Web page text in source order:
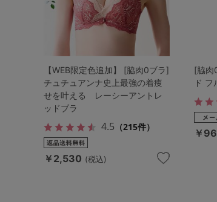
【WEB限定色追加】 [脇肉0ブラ]
チュチュアンナ史上最強の着痩
せを叶える レーシーアントレ
ッドブラ
4.5 （215件）
￥2,530 (税込)
[脇肉
ド
￥